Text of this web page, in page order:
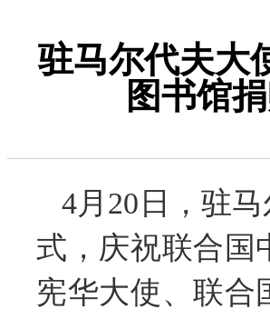
驻马尔代夫大
图书馆
4月20日，驻
式，庆祝联合国
宪华大使、联合